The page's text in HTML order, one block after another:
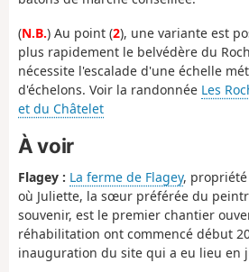
(N.B.) Au point (2), une variante est
plus rapidement le belvédère du
nécessite l'escalade d'une échelle
d'échelons. Voir la randonnée Les
et du Châtelet
À voir
Flagey : La ferme de Flagey,
où Juliette, la sœur préférée du
souvenir, est le premier chantier
réhabilitation ont commencé début
inauguration du site qui a eu lieu en